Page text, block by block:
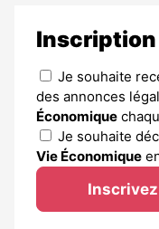
Je souhaite
des annonces
Économique
Je souhaite
Vie Économique